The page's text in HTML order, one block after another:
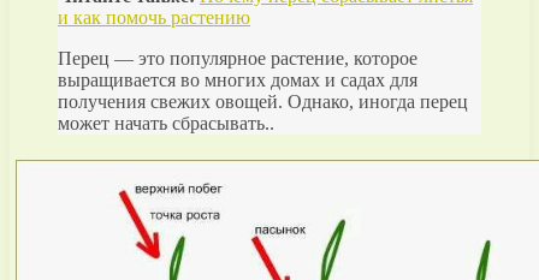
и как помочь растению
Перец — это популярное растение, которое
выращивается во многих домах и садах для
получения свежих овощей. Однако, иногда перец
может начать сбрасывать..